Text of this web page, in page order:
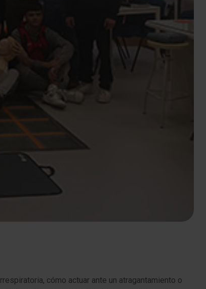
cómo actuar ante un atragantamiento o